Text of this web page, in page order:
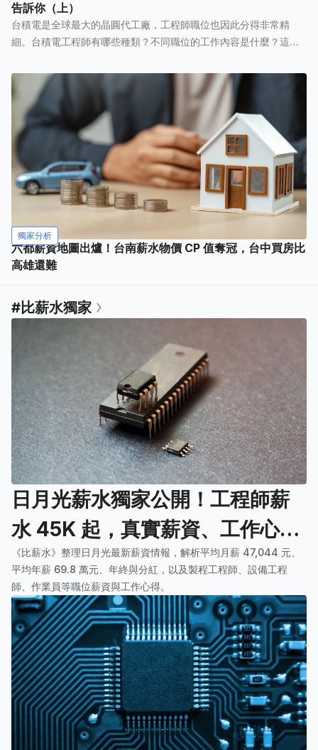
告訴你（上）
台積電是全球最大的晶圓代工廠，工程師職位也因此分得非常精
細。台積電工程師有哪些種類？不同職位的工作內容是什麼？這些
獨家分析
六都薪資地圖出爐！台南薪水物價 CP 值奪冠，台中買房比
高雄還難
#比薪水獨家
日月光薪水獨家公開！工程師薪
水 45K 起，真實薪資、工作心得
一次看
《比薪水》整理日月光最新薪資情報，解析平均月薪 47,044 元、
平均年薪 69.8 萬元、年終與分紅，以及製程工程師、設備工程
師、作業員等職位薪資與工作心得。